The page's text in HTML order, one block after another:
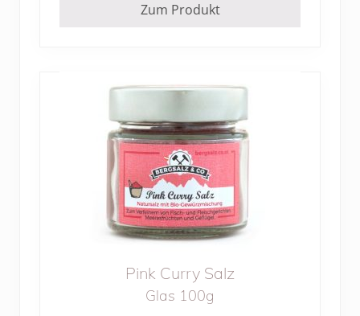
Zum Produkt
Pink Curry Salz
Glas 100g